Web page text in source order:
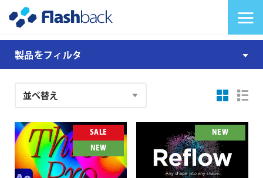
製
品
製品をフィルタ
文
果
SALE
NEW
NEW